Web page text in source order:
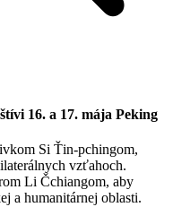
16. a 17. mája Peking
Si Ťin-pchingom,
vzťahoch.
Li Čchiangom, aby
a humanitárnej oblasti.